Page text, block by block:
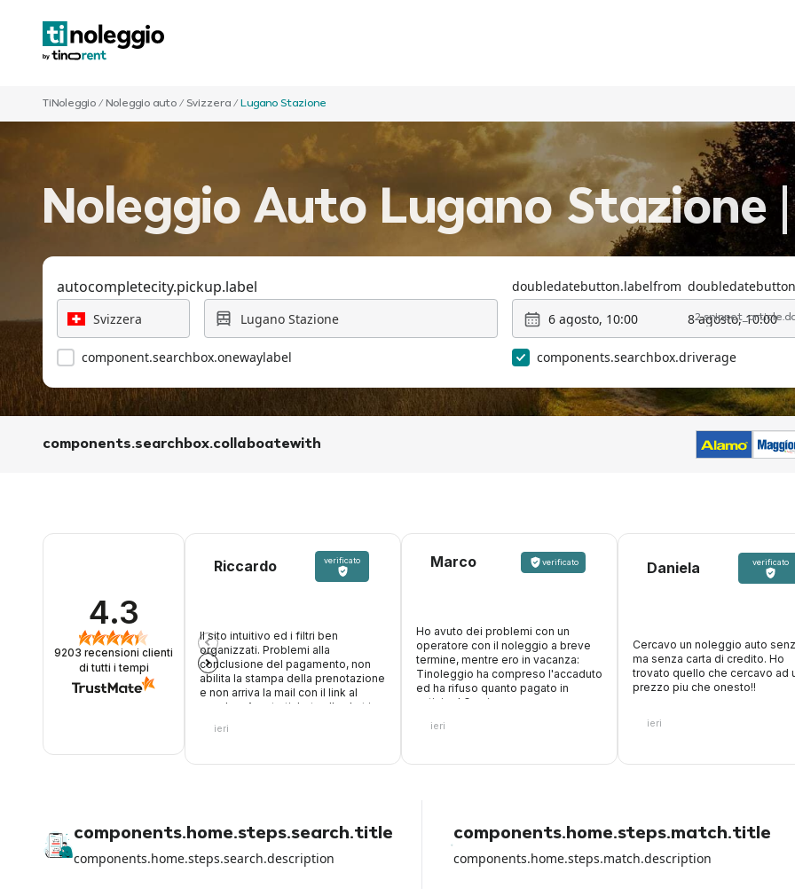
TiNoleggio / Noleggio auto /Svizzera / Lugano Stazione
Noleggio Auto Lugano Stazione
autocompletecity.pickup.label
component.searchbox.onewaylabel
doubledatebutton.labelfrom
6 agosto, 10:00
8 agosto, 10:00
2
components.searchbox.driverage
components.searchbox.collaboatewith
4.3
9203 recensioni clienti
di tutti i tempi
Riccardo verificato
Il sito intuitivo ed i filtri ben
organizzati. Problemi alla
conclusione del pagamento, non
abilita la stampa della prenotazione
e non arriva la mail con il link al
voucher. Aperto ticket sulla chat in
ieri
Marco verificato
Ho avuto dei problemi con un
operatore con il noleggio a breve
termine, mentre ero in vacanza:
Tinoleggio ha compreso l'accaduto
ed ha rifuso quanto pagato in
anticipo! Grazie ancora
ieri
Daniela verificato
Cercavo un noleggio auto
ma senza carta di credito. Ho
trovato quello che cercavo ad
prezzo piu che onesto!!
ieri
components.home.steps.search.title
components.home.steps.search.description
components.home.steps.match.title
components.home.steps.match.description